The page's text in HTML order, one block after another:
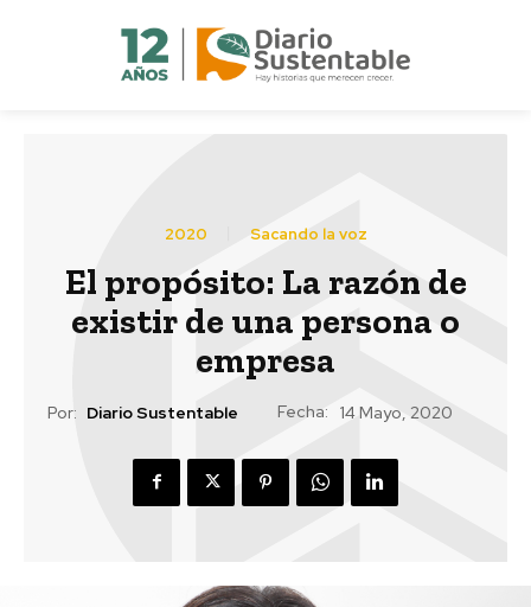
2020 Sacando la voz
El propósito: La razón de
existir de una persona o
empresa
Por: Diario Sustentable Fecha: 14 Mayo, 2020